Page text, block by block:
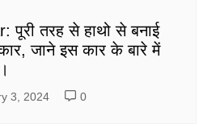
पूरी तरह से हाथो से बनाई
जाने इस कार के बारे में
3, 2024 0